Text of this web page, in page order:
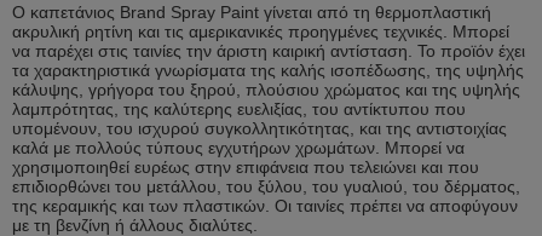
Ο καπετάνιος Brand Spray Paint γίνεται από τη θερμοπλαστική
ακρυλική ρητίνη και τις αμερικανικές προηγμένες τεχνικές. Μπορεί
να παρέχει στις ταινίες την άριστη καιρική αντίσταση. Το προϊόν έχει
τα χαρακτηριστικά γνωρίσματα της καλής ισοπέδωσης, της υψηλής
κάλυψης, γρήγορα του ξηρού, πλούσιου χρώματος και της υψηλής
λαμπρότητας, της καλύτερης ευελιξίας, του αντίκτυπου που
υπομένουν, του ισχυρού συγκολλητικότητας, και της αντιστοιχίας
καλά με πολλούς τύπους εγχυτήρων χρωμάτων. Μπορεί να
χρησιμοποιηθεί ευρέως στην επιφάνεια που τελειώνει και που
επιδιορθώνει του μετάλλου, του ξύλου, του γυαλιού, του δέρματος,
της κεραμικής και των πλαστικών. Οι ταινίες πρέπει να αποφύγουν
με τη βενζίνη ή άλλους διαλύτες.